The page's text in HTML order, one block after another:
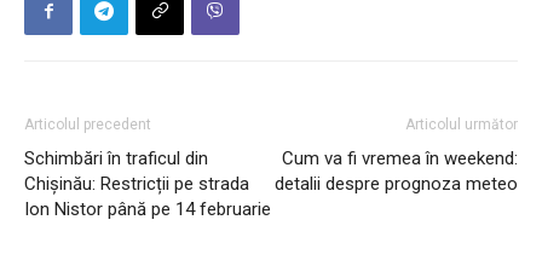
Articolul precedent
Schimbări în traficul din
Chișinău: Restricții pe strada
Ion Nistor până pe 14 februarie
Articolul următor
Cum va fi vremea în weekend:
detalii despre prognoza meteo